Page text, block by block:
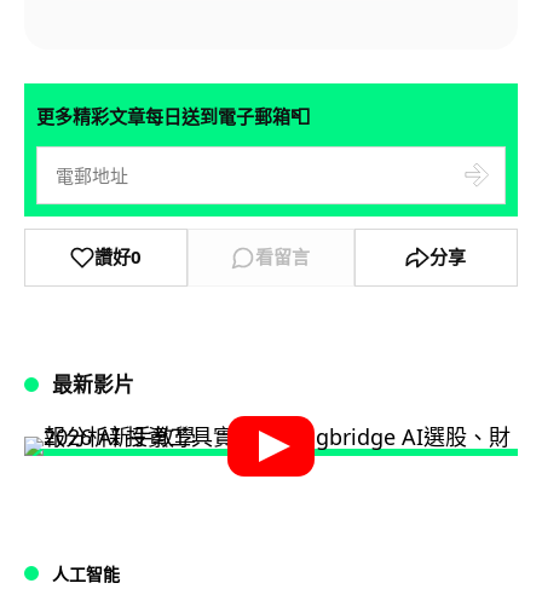
更多精彩文章每日送到電子郵箱📮
讚好0 看留言 分享
最新影片
人工智能